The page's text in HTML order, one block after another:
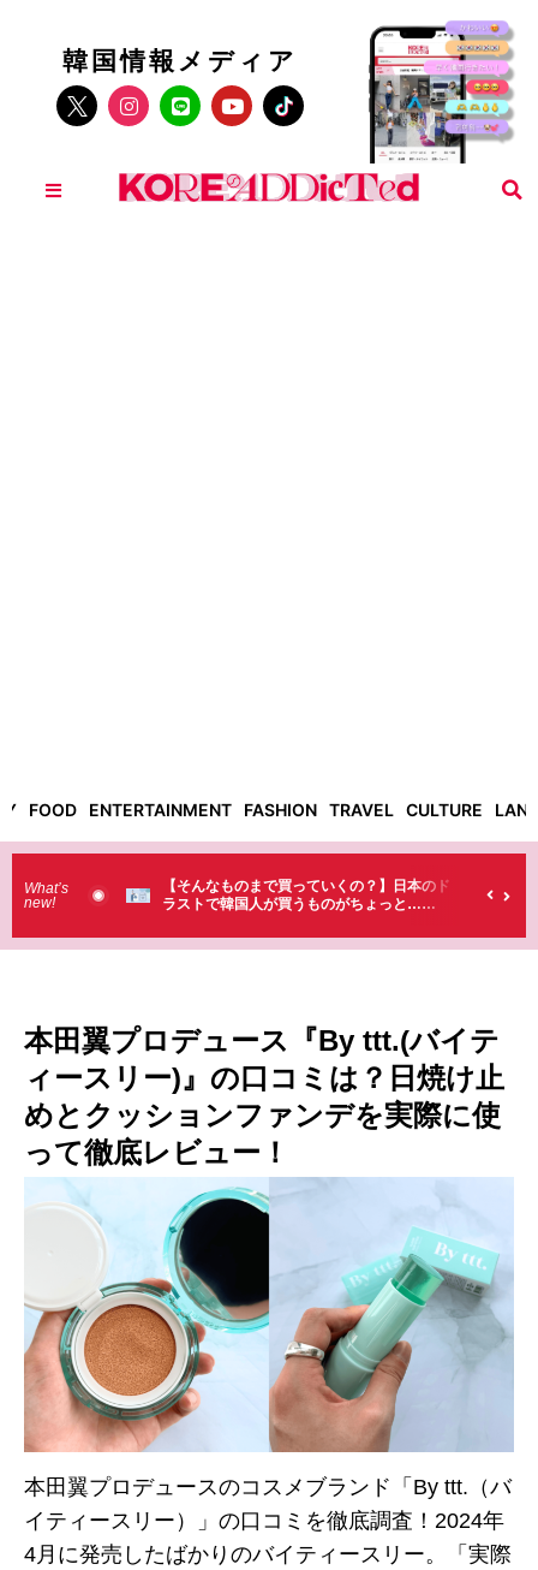
韓国情報メディア
FOOD ENTERTAINMENT FASHION TRAVEL CULTURE
What’s
new!
まで買っていくの？】日本のド
人が買うものがちょっと…
「これ無しじゃ生きられない…」日
料が最高過ぎる？韓国人が沼ってし
本田翼プロデュース『By ttt.(バイテ
ィースリー)』の口コミは？日焼け止
めとクッションファンデを実際に使
って徹底レビュー！
本田翼プロデュースのコスメブランド「By ttt.（バ
イティースリー）」の口コミを徹底調査！2024年
4月に発売したばかりのバイティースリー。「実際